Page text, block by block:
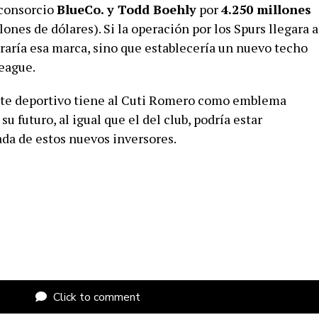
BlueCo. y Todd Boehly por4.250 millones
de dólares). Si la operación por los Spurs llegara a
esa marca, sino que establecería un nuevo techo
deportivo tiene al Cuti Romero como emblema
futuro, al igual que el del club, podría estar
de estos nuevos inversores.
Click to comment